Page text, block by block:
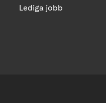
Lediga jobb